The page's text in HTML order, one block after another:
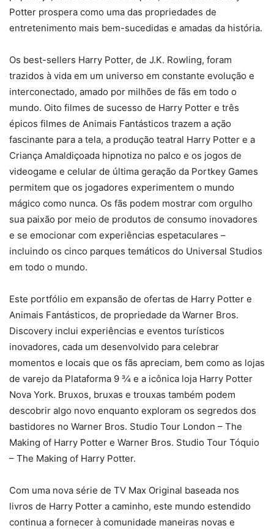
Potter prospera como uma das propriedades de
entretenimento mais bem-sucedidas e amadas da história.
Os best-sellers Harry Potter, de J.K. Rowling, foram
trazidos à vida em um universo em constante evolução e
interconectado, amado por milhões de fãs em todo o
mundo. Oito filmes de sucesso de Harry Potter e três
épicos filmes de Animais Fantásticos trazem a ação
fascinante para a tela, a produção teatral Harry Potter e a
Criança Amaldiçoada hipnotiza no palco e os jogos de
videogame e celular de última geração da Portkey Games
permitem que os jogadores experimentem o mundo
mágico como nunca. Os fãs podem mostrar com orgulho
sua paixão por meio de produtos de consumo inovadores
e se emocionar com experiências espetaculares –
incluindo os cinco parques temáticos do Universal Studios
em todo o mundo.
Este portfólio em expansão de ofertas de Harry Potter e
Animais Fantásticos, de propriedade da Warner Bros.
Discovery inclui experiências e eventos turísticos
inovadores, cada um desenvolvido para celebrar
momentos e locais que os fãs apreciam, bem como as lojas
de varejo da Plataforma 9 3⁄4 e a icônica loja Harry Potter
Nova York. Bruxos, bruxas e trouxas também podem
descobrir algo novo enquanto exploram os segredos dos
bastidores no Warner Bros. Studio Tour London – The
Making of Harry Potter e Warner Bros. Studio Tour Tóquio
– The Making of Harry Potter.
Com uma nova série de TV Max Original baseada nos
livros de Harry Potter a caminho, este mundo estendido
continua a fornecer à comunidade maneiras novas e